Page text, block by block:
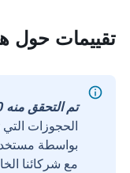
تقييمات حول
تم التحقق منه 100%
الحجوزات
مع شركائنا